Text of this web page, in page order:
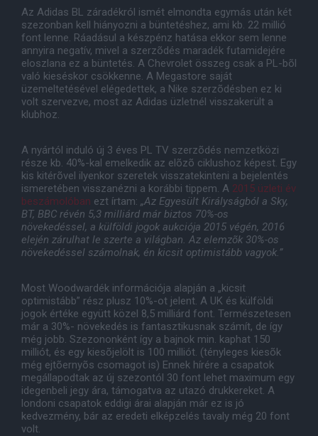
Az Adidas BL záradékról ismét elmondta egymás után két
szezonban kell hiányozni a büntetéshez, ami kb. 22 millió
font lenne. Ráadásul a készpénz hatása ekkor sem lenne
annyira negatív, mivel a szerzõdés maradék futamidejére
eloszlana ez a büntetés. A Chevrolet összeg csak a PL-bõl
való kieséskor csökkenne. A Megastore saját
üzemeltetésével elégedettek, a Nike szerzõdésben ez ki
volt szervezve, most az Adidas üzletnél visszakerült a
klubhoz.
A nyártól induló új 3 éves PL TV szerzõdés nemzetközi
része kb. 40%-kal emelkedik az elõzõ ciklushoz képest. Egy
kis kitérõvel ilyenkor szeretek visszatekinteni a bejelentés
ismeretében visszanézni a korábbi tippem. A 2015 üzleti év
beszámolóban ezt írtam: „Az Egyesült Királyságból a Sky,
BT, BBC révén 5,3 milliárd már biztos 70%-os
növekedéssel, a külföldi jogok aukciója 2015 végén, 2016
elején zárulhat le szerte a világban. Az elemzõk 30%-os
növekedéssel számolnak, én kicsit optimistább vagyok.”
Most Woodwardék információja alapján a „kicsit
optimistább” rész plusz 10%-ot jelent. A UK és külföldi
jogok értéke együtt közel 8,5 milliárd font. Természetesen
már a 30%- növekedés is fantasztikusnak számít, de így
még jobb. Szezononként így a bajnok min. kaphat 150
milliót, és egy kiesõjelölt is 100 milliót. (tényleges kiesõk
még ejtõernyõs csomagot is) Ennek hírére a csapatok
megállapodtak az új szezontól 30 font lehet maximum egy
idegenbeli jegy ára, támogatva az utazó drukkereket. A
londoni csapatok eddigi árai alapján már ez is jó
kedvezmény, bár az eredeti elképzelés tavaly még 20 font
volt.